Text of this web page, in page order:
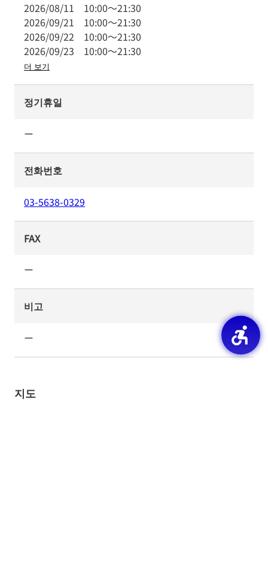
2026/08/11 10:00～21:30
2026/09/21 10:00～21:30
2026/09/22 10:00～21:30
2026/09/23 10:00～21:30
더 보기
정기휴일
ー
전화번호
03-5638-0329
FAX
ー
비고
ー
지도